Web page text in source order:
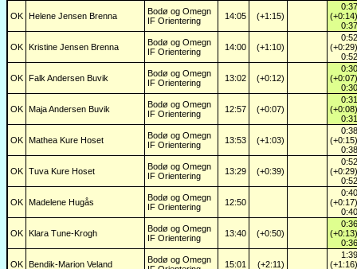
OK Helene Jensen Brenna
Bodø og Omegn
IF Orientering
14:05 (+1:15)
0:37
(+0:14)
0:37
OK Kristine Jensen Brenna
Bodø og Omegn
IF Orientering
14:00 (+1:10)
0:52
(+0:29)
0:52
OK Falk Andersen Buvik
Bodø og Omegn
IF Orientering
13:02 (+0:12)
0:30
(+0:07)
0:30
OK Maja Andersen Buvik
Bodø og Omegn
IF Orientering
12:57 (+0:07)
0:31
(+0:08)
0:31
OK Mathea Kure Hoset
Bodø og Omegn
IF Orientering
13:53 (+1:03)
0:38
(+0:15)
0:38
OK Tuva Kure Hoset
Bodø og Omegn
IF Orientering
13:29 (+0:39)
0:52
(+0:29)
0:52
OK Madelene Hugås
Bodø og Omegn
IF Orientering
12:50
0:40
(+0:17)
0:40
OK Klara Tune-Krogh
Bodø og Omegn
IF Orientering
13:40 (+0:50)
0:36
(+0:13)
0:36
OK Bendik-Marion Veland
Bodø og Omegn
15:01 (+2:11)
1:39
(+1:16)